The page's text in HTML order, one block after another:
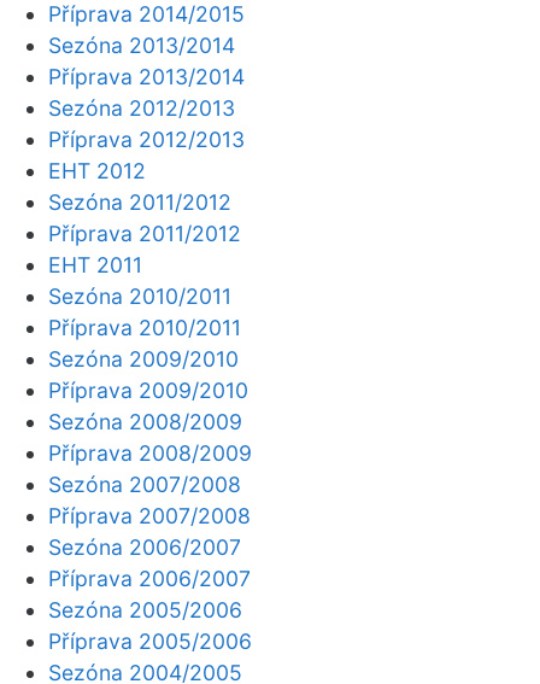
Příprava 2014/2015
Sezóna 2013/2014
Příprava 2013/2014
Sezóna 2012/2013
Příprava 2012/2013
EHT 2012
Sezóna 2011/2012
Příprava 2011/2012
EHT 2011
Sezóna 2010/2011
Příprava 2010/2011
Sezóna 2009/2010
Příprava 2009/2010
Sezóna 2008/2009
Příprava 2008/2009
Sezóna 2007/2008
Příprava 2007/2008
Sezóna 2006/2007
Příprava 2006/2007
Sezóna 2005/2006
Příprava 2005/2006
Sezóna 2004/2005